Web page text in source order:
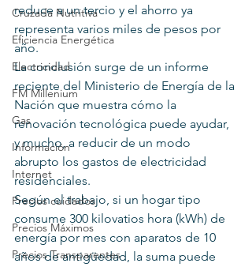
Cruzada Nutritiva
Eficiencia Energética
Electricidad
FM Millenium
Gas
Información
Internet
Precios cuidados
Precios Máximos
Precios Transparentes
reduce a un tercio y el ahorro ya
representa varios miles de pesos por
año.
La conclusión surge de un informe
reciente del Ministerio de Energía de la
Nación que muestra cómo la
renovación tecnológica puede ayudar,
y mucho, a reducir de un modo
abrupto los gastos de electricidad
residenciales.
Según el trabajo, si un hogar tipo
consume 300 kilovatios hora (kWh) de
energía por mes con aparatos de 10
años de antigüedad, la suma puede